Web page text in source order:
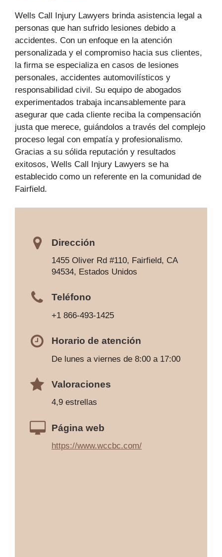
Wells Call Injury Lawyers brinda asistencia legal a
personas que han sufrido lesiones debido a
accidentes. Con un enfoque en la atención
personalizada y el compromiso hacia sus clientes,
la firma se especializa en casos de lesiones
personales, accidentes automovilísticos y
responsabilidad civil. Su equipo de abogados
experimentados trabaja incansablemente para
asegurar que cada cliente reciba la compensación
justa que merece, guiándolos a través del complejo
proceso legal con empatía y profesionalismo.
Gracias a su sólida reputación y resultados
exitosos, Wells Call Injury Lawyers se ha
establecido como un referente en la comunidad de
Fairfield.
Dirección
1455 Oliver Rd #110, Fairfield, CA
94534, Estados Unidos
Teléfono
+1 866-493-1425
Horario de atención
De lunes a viernes de 8:00 a 17:00
Valoraciones
4,9 estrellas
Página web
https://www.wccbc.com/